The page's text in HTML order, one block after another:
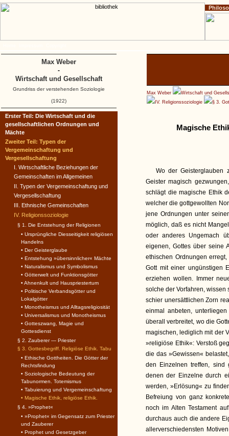
Max Weber
Wirtschaft und
IV. Religionssoziologie
§ 3.
Magische
Wo der Geisterglauben
Geister magisch
schlägt die magische Ethik
welcher die gottgewollten
jene Ordnungen unter
möglich, daß es nicht
oder anderes Ungemach
eigenen, Gottes über seine
ethischen Ordnungen
Gott mit einer ungünstigen
erziehen wollen. Immer
solche der Vorfahren, wissen
schier unersättlichen Zorn
einmal anbeten,
überall verbreitet, wo die
magischen, lediglich mit der
»religiöse Ethik«: Verstoß
die das »Gewissen«
den Einzelnen treffen, sind
denen der Einzelne durch
werden, »Erlösung« zu
Befreiung von ganz
noch im Alten Testament
durchaus auch die andere
allerverschiedensten
Erster Teil: Die Wirtschaft und die
gesellschaftlichen Ordnungen und
Mächte
Zweiter Teil: Typen der
Vergemeinschaftung und
Vergesellschaftung
I. Wirtschaftliche Beziehungen der
Gemeinschaften im Allgemeinen
II. Typen der Vergemeinschaftung und
Vergesellschaftung
III. Ethnische Gemeinschaften
IV. Religionssoziologie
§ 1. Die Entstehung der Religionen
• Ursprüngliche Diesseitigkeit religiösen
Handelns
• Der Geisterglaube
• Entstehung »übersinnlicher« Mächte
• Naturalismus und Symbolismus
• Götterwelt und Funktionsgötter
• Ahnenkult und Hauspriestertum
• Politische Verbandsgötter und
Lokalgötter
• Monotheismus und Alltagsreligiosität
• Universalismus und Monotheismus
• Gotteszwang, Magie und
Gottesdienst
§ 2. Zauberer — Priester
§ 3. Gottesbegriff. Religiöse Ethik. Tabu
• Ethische Gottheiten. Die Götter der
Rechtsfindung
• Soziologische Bedeutung der
Tabunormen. Totemismus
• Tabuierung und Vergemeinschaftung
• Magische Ethik, religiöse Ethik.
§ 4. »Prophet«
• »Prophet« im Gegensatz zum Priester
und Zauberer
• Prophet und Gesetzgeber
Max Weber
-
Wirtschaft und Gesellschaft
Grundriss der verstehenden Soziologie
(1922)